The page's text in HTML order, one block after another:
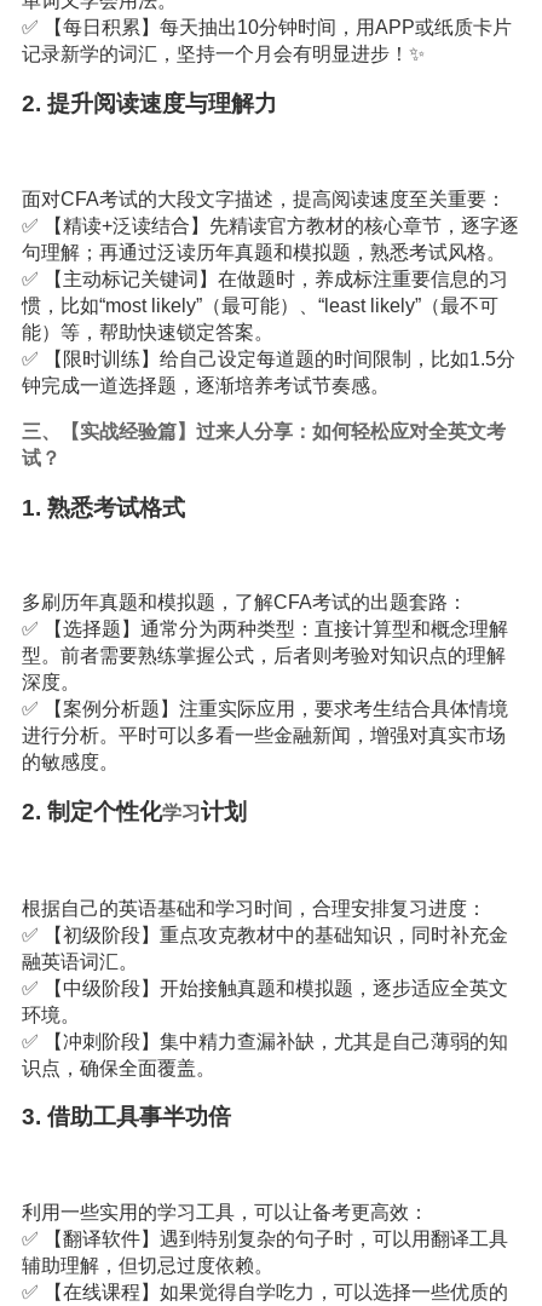
✅ 【每日积累】每天抽出10分钟时间，用APP或纸质卡片
记录新学的词汇，坚持一个月会有明显进步！✨
2. 提升阅读速度与理解力
面对CFA考试的大段文字描述，提高阅读速度至关重要：
✅ 【精读+泛读结合】先精读官方教材的核心章节，逐字逐
句理解；再通过泛读历年真题和模拟题，熟悉考试风格。
✅ 【主动标记关键词】在做题时，养成标注重要信息的习
惯，比如“most likely”（最可能）、“least likely”（最不可
能）等，帮助快速锁定答案。
✅ 【限时训练】给自己设定每道题的时间限制，比如1.5分
钟完成一道选择题，逐渐培养考试节奏感。
三、【实战经验篇】过来人分享：如何轻松应对全英文考
试？
1. 熟悉考试格式
多刷历年真题和模拟题，了解CFA考试的出题套路：
✅ 【选择题】通常分为两种类型：直接计算型和概念理解
型。前者需要熟练掌握公式，后者则考验对知识点的理解
深度。
✅ 【案例分析题】注重实际应用，要求考生结合具体情境
进行分析。平时可以多看一些金融新闻，增强对真实市场
的敏感度。
2. 制定个性化学习计划
根据自己的英语基础和学习时间，合理安排复习进度：
✅ 【初级阶段】重点攻克教材中的基础知识，同时补充金
融英语词汇。
✅ 【中级阶段】开始接触真题和模拟题，逐步适应全英文
环境。
✅ 【冲刺阶段】集中精力查漏补缺，尤其是自己薄弱的知
识点，确保全面覆盖。
3. 借助工具事半功倍
利用一些实用的学习工具，可以让备考更高效：
✅ 【翻译软件】遇到特别复杂的句子时，可以用翻译工具
辅助理解，但切忌过度依赖。
✅ 【在线课程】如果觉得自学吃力，可以选择一些优质的